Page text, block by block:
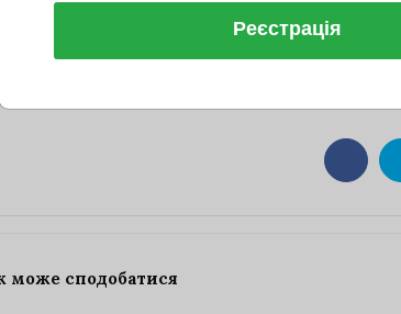
Салат нарізати невеликими шматочками,
може сподобатися
Реєстрація